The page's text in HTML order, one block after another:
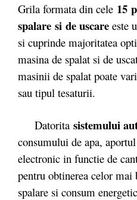
Grila formata din cele 15
spalare si de uscare este
si cuprinde majoritatea
masina de spalat si de
masinii de spalat poate
sau tipul tesaturii.
Datorita sistemului
consumului de apa,
electronic in functie de
pentru obtinerea celor mai
spalare si consum